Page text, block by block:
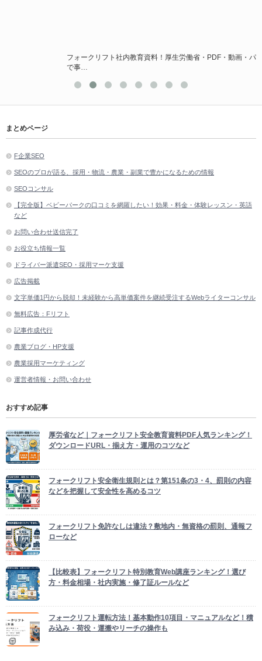
フォークリフト社内教育資料！厚生労働省・PDF・動画・パワーポイントなど
まとめページ
F企業SEO
SEOのプロが語る、採用・物流・農業・副業で豊かになるための情報
SEOコンサル
【完全版】ベビーパークの口コミを網羅したい！効果・料金・体験レッスン・英語
など
お問い合わせ送信完了
お役立ち情報一覧
ドライバー派遣SEO・採用マーケ支援
広告掲載
文字単価1円から脱却！未経験から高単価案件を継続受注するWebライターコンサル
無料広告：Fリフト
記事作成代行
農業ブログ・HP支援
農業採用マーケティング
運営者情報・お問い合わせ
おすすめ記事
厚労省など｜フォークリフト安全教育資料PDF人気ランキング！
ダウンロードURL・揃え方・運用のコツなど
フォークリフト安全衛生規則とは？第151条の3・4、罰則の内容
などを把握して安全性を高めるコツ
フォークリフト免許なしは違法？敷地内・無資格の罰則、通報フ
ローなど
【比較表】フォークリフト特別教育Web講座ランキング！選び
方・料金相場・社内実施・修了証ルールなど
フォークリフト運転方法！基本動作10項目・マニュアルなど！積
み込み・荷役・運搬やリーチの操作も